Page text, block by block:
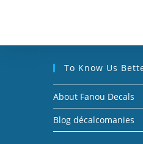
To Know Us
About Fanou Decals
Blog décalcomanies